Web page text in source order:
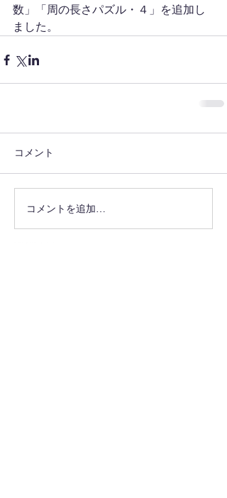
数」「周の長さパズル・４」を追加し
ました。
コメント
コメントを追加…